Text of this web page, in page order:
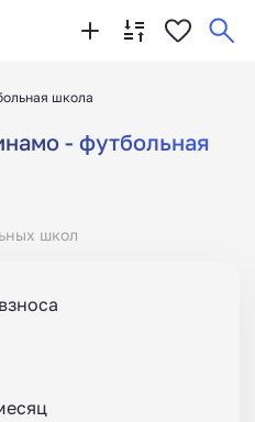
школа
- футбольная
школ